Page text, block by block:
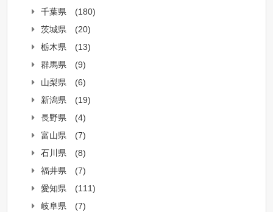
千葉県
(180)
茨城県
(20)
栃木県
(13)
群馬県
(9)
山梨県
(6)
新潟県
(19)
長野県
(4)
富山県
(7)
石川県
(8)
福井県
(7)
愛知県
(111)
岐阜県
(7)